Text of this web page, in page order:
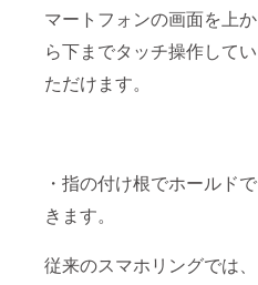
マートフォンの画面を上か
ら下までタッチ操作してい
ただけます。
・指の付け根でホールドで
きます。
従来のスマホリングでは、